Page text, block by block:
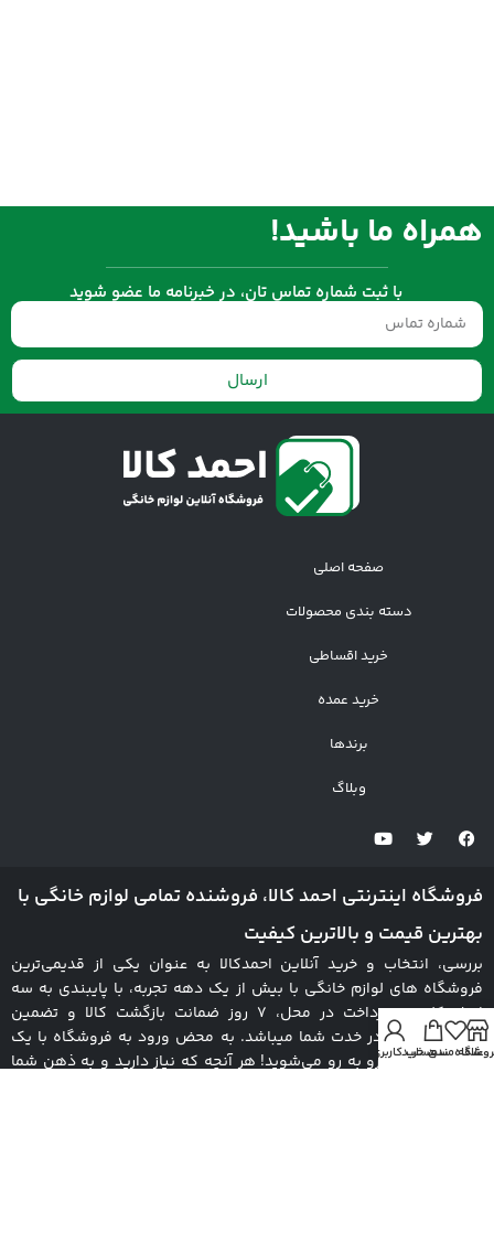
همراه ما باشید!
با ثبت شماره تماس تان، در خبرنامه ما عضو شوید
ارسال
صفحه اصلی
دسته بندی محصولات
خرید اقساطی
خرید عمده
برندها
وبلاگ
فروشگاه اینترنتی احمد کالا، فروشنده تمامی لوازم خانگی با
بهترین قیمت و بالاترین کیفیت
بررسی، انتخاب و خرید آنلاین احمدکالا به عنوان یکی از قدیمی‌ترین
فروشگاه های لوازم خانگی با بیش از یک دهه تجربه، با پایبندی به سه
اصل کلیدی، پرداخت در محل، 7 روز ضمانت بازگشت کالا و تضمین
اصل‌بودن کالا، در خدت شما میباشد. به محض ورود به فروشگاه با یک
سایت پر از کالا رو به رو می‌شوید! هر آنچه که نیاز دارید و به ذهن شما
علاقه مندیسبد خرید
حساب کاربری من